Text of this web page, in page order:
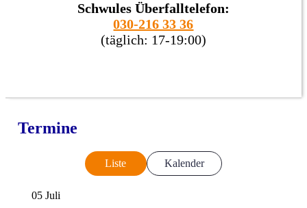
Schwules Überfalltelefon:
030-216 33 36
(täglich: 17-19:00)
Termine
Liste Kalender
05 Juli